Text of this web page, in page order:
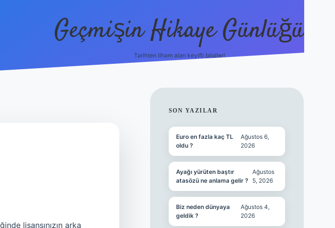
Geçmişin Hikaye Günlüğü
Tarihten ilham alan keyifli bilgiler!
lisansınızın arka
SIDEBAR
SON YAZILAR
Euro en fazla kaç TL
oldu ?
Ağustos 6,
2026
Ayağı yürüten baştır
atasözü ne anlama gelir ?
Ağustos
5, 2026
Biz neden dünyaya
geldik ?
Ağustos 4,
2026
betbox giriş